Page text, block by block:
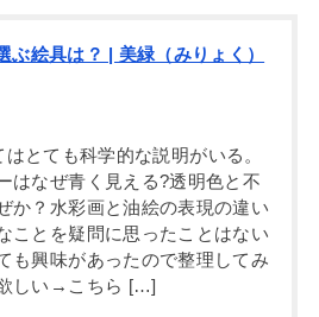
ぶ絵具は？ | 美緑（みりょく）
とても科学的な説明がいる。
はなぜ青く見える?透明色と不
か？水彩画と油絵の表現の違い
ことを疑問に思ったことはない
も興味があったので整理してみ
しい→こちら […]